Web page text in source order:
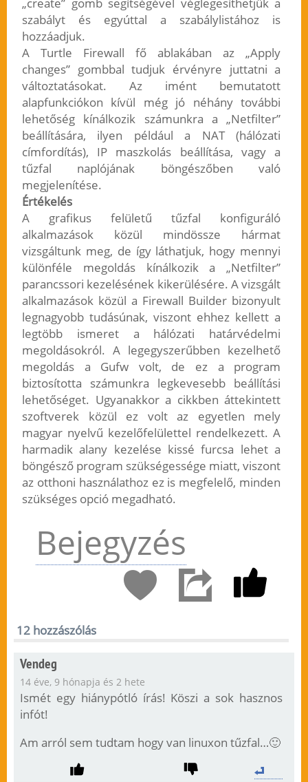
szabályt és egyúttal a szabálylistához is
hozzáadjuk.
A Turtle Firewall fő ablakában az „Apply
changes” gombbal tudjuk érvényre juttatni a
változtatásokat. Az imént bemutatott
alapfunkciókon kívül még jó néhány további
lehetőség kínálkozik számunkra a „Netfilter”
beállítására, ilyen például a NAT (hálózati
címfordítás), IP maszkolás beállítása, vagy a
tűzfal naplójának böngészőben való
megjelenítése.
Értékelés
A grafikus felületű tűzfal konfiguráló
alkalmazások közül mindössze hármat
vizsgáltunk meg, de így láthatjuk, hogy mennyi
különféle megoldás kínálkozik a „Netfilter”
parancssori kezelésének kikerülésére. A vizsgált
alkalmazások közül a Firewall Builder bizonyult
legnagyobb tudásúnak, viszont ehhez kellett a
legtöbb ismeret a hálózati határvédelmi
megoldásokról. A legegyszerűbben kezelhető
megoldás a Gufw volt, de ez a program
biztosította számunkra legkevesebb beállítási
lehetőséget. Ugyanakkor a cikkben áttekintett
szoftverek közül ez volt az egyetlen mely
magyar nyelvű kezelőfelülettel rendelkezett. A
harmadik alany kezelése kissé furcsa lehet a
böngésző program szükségessége miatt, viszont
az otthoni használathoz ez is megfelelő, minden
szükséges opció megadható.
Bejegyzés
12 hozzászólás
Vendeg
14 éve, 9 hónapja és 2 hete
Ismét egy hiánypótló írás! Köszi a sok hasznos
infót!
Am arról sem tudtam hogy van linuxon tűzfal…🙂